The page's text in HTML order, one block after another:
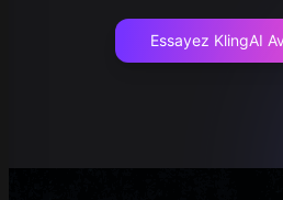
Essayez KlingAI